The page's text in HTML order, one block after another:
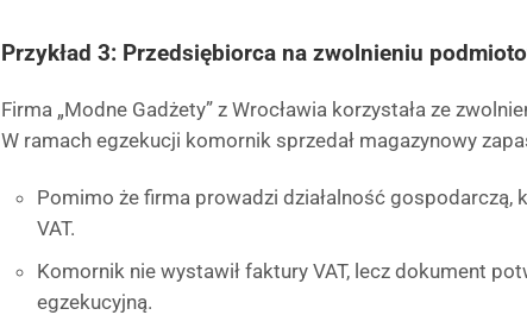
Przykład 3: Przedsiębiorca na zwolnieniu
Firma „Modne Gadżety” z Wrocławia korzystała ze
W ramach egzekucji komornik sprzedał magazynowy
Pomimo że firma prowadzi działalność gospodarczą,
VAT.
Komornik nie wystawił faktury VAT, lecz dokument
egzekucyjną.